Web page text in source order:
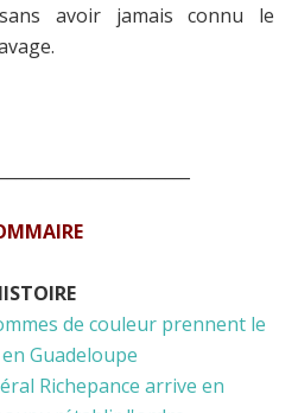
avoir jamais connu le
de couleur prennent le
Guadeloupe
Richepance arrive en